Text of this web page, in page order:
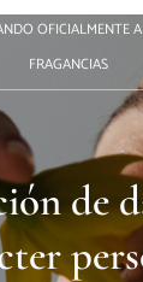
OFICIALMENTE
FRAGANCIAS
de